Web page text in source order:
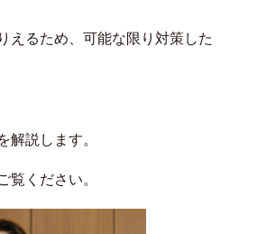
えるため、可能な限り対策した
解説します。
覧ください。